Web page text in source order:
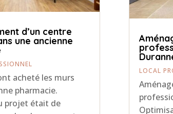
d’un centre
une ancienne
acheté les murs
pharmacie.
projet était de
LOCAL